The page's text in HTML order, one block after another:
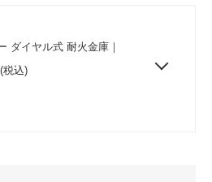
(税込)
ダイヤル式 耐火金庫｜